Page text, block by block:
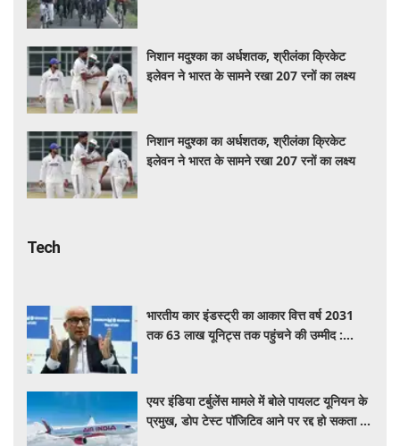
निशान मदुश्का का अर्धशतक, श्रीलंका क्रिकेट
इलेवन ने भारत के सामने रखा 207 रनों का लक्ष्य
निशान मदुश्का का अर्धशतक, श्रीलंका क्रिकेट
इलेवन ने भारत के सामने रखा 207 रनों का लक्ष्य
Tech
भारतीय कार इंडस्ट्री का आकार वित्त वर्ष 2031
तक 63 लाख यूनिट्स तक पहुंचने की उम्मीद :
एयर इंडिया टर्बुलेंस मामले में बोले पायलट यूनियन के
प्रमुख, डोप टेस्ट पॉजिटिव आने पर रद्द हो सकता है